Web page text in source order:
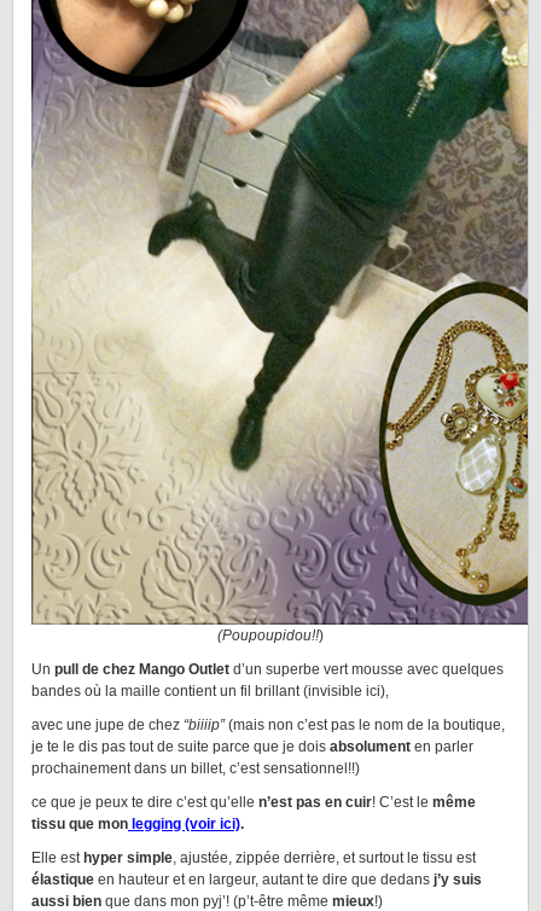
(Poupoupidou!!)
Un pull de chez Mango Outlet d’un superbe vert mousse avec quelques
bandes où la maille contient un fil brillant (invisible ici),
avec une jupe de chez “biiiip”(mais non c’est pas le nom de la boutique,
je te le dis pas tout de suite parce que je dois absolument en parler
prochainement dans un billet, c’est sensationnel!!)
ce que je peux te dire c’est qu’elle n’est pas en cuir! C’est le même
tissu que mon legging (voir ici).
Elle est hyper simple, ajustée, zippée derrière, et surtout le tissu est
élastique en hauteur et en largeur, autant te dire que dedans j’y suis
aussi bien que dans mon pyj’! (p’t-être même mieux!)